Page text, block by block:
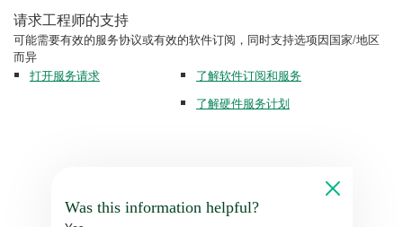
请求工程师的支持
可能需要有效的服务协议或有效的软件订阅，同时支持选项因国家/地区
而异
打开服务请求
了解软件订阅和服务
了解硬件服务计划
Was this information helpful?